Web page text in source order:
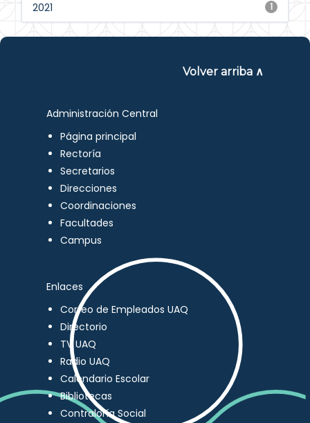
1
2021
Volver arriba ∧
Administración Central
Página principal
Rectoría
Secretarios
Direcciones
Coordinaciones
Facultades
Campus
Enlaces
Correo de Empleados UAQ
Directorio
TV UAQ
Radio UAQ
Calendario Escolar
Bibliotecas
Contraloría Social